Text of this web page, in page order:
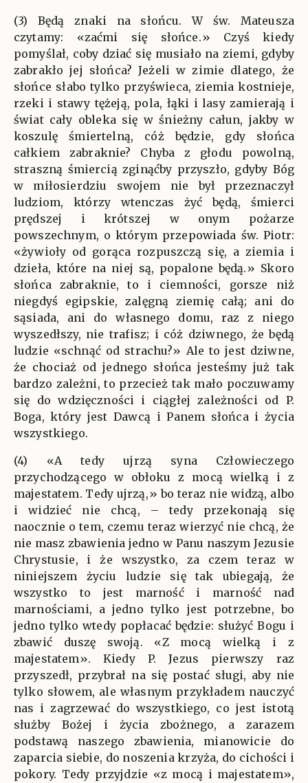
(3) Będą znaki na słońcu. W św. Mateusza
czytamy: «zaćmi się słońce.» Czyś kiedy
pomyślał, coby dziać się musiało na ziemi, gdyby
zabrakło jej słońca? Jeżeli w zimie dlatego, że
słońce słabo tylko przyświeca, ziemia kostnieje,
rzeki i stawy tężeją, pola, łąki i lasy zamierają i
świat cały obleka się w śnieżny całun, jakby w
koszulę śmiertelną, cóż będzie, gdy słońca
całkiem zabraknie? Chyba z głodu powolną,
straszną śmiercią zginąćby przyszło, gdyby Bóg
w miłosierdziu swojem nie był przeznaczył
ludziom, którzy wtenczas żyć będą, śmierci
prędszej i krótszej w onym pożarze
powszechnym, o którym przepowiada św. Piotr:
«żywioły od gorąca rozpuszczą się, a ziemia i
dzieła, które na niej są, popalone będą.» Skoro
słońca zabraknie, to i ciemności, gorsze niż
niegdyś egipskie, zalęgną ziemię całą; ani do
sąsiada, ani do własnego domu, raz z niego
wyszedłszy, nie trafisz; i cóż dziwnego, że będą
ludzie «schnąć od strachu?» Ale to jest dziwne,
że chociaż od jednego słońca jesteśmy już tak
bardzo zależni, to przecież tak mało poczuwamy
się do wdzięczności i ciągłej zależności od P.
Boga, który jest Dawcą i Panem słońca i życia
wszystkiego.
(4) «A tedy ujrzą syna Człowieczego
przychodzącego w obłoku z mocą wielką i z
majestatem. Tedy ujrzą,» bo teraz nie widzą, albo
i widzieć nie chcą, – tedy przekonają się
naocznie o tem, czemu teraz wierzyć nie chcą, że
nie masz zbawienia jedno w Panu naszym Jezusie
Chrystusie, i że wszystko, za czem teraz w
niniejszem życiu ludzie się tak ubiegają, że
wszystko to jest marność i marność nad
marnościami, a jedno tylko jest potrzebne, bo
jedno tylko wtedy popłacać będzie: służyć Bogu i
zbawić duszę swoją. «Z mocą wielką i z
majestatem». Kiedy P. Jezus pierwszy raz
przyszedł, przybrał na się postać sługi, aby nie
tylko słowem, ale własnym przykładem nauczyć
nas i zagrzewać do wszystkiego, co jest istotą
służby Bożej i życia zbożnego, a zarazem
podstawą naszego zbawienia, mianowicie do
zaparcia siebie, do noszenia krzyża, do cichości i
pokory. Tedy przyjdzie «z mocą i majestatem»,